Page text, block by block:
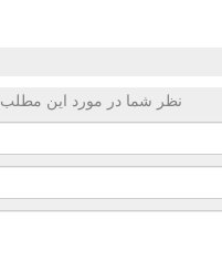
نظر شما در مورد این مطلب